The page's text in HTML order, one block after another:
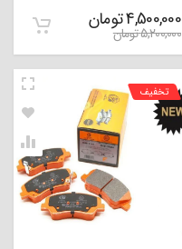
4,500,000تومان
5,200,000تومان
تخفیف